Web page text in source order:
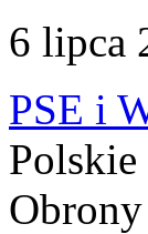
6 lipca
PSE i